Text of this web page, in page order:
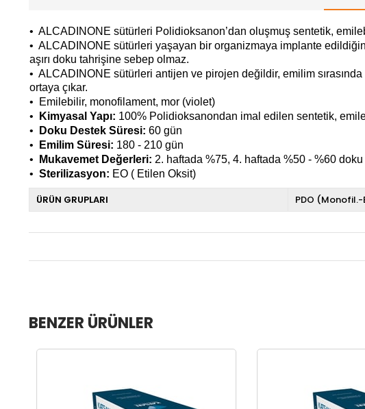
• ALCADINONE sütürleri Polidioksanon’dan oluşmuş sentetik,
• ALCADINONE sütürleri yaşayan bir organizmaya implante
aşırı doku tahrişine sebep olmaz.
• ALCADINONE sütürleri antijen ve pirojen değildir, emilim
ortaya çıkar.
• Emilebilir, monofilament, mor (violet)
•
Kimyasal Yapı: 100% Polidioksanondan imal edilen sentetik,
•
Doku Destek Süresi: 60 gün
•
Emilim Süresi: 180 - 210 gün
•
Mukavemet Değerleri: 2. haftada %75, 4. haftada %50 - %60
• Sterilizasyon: EO ( Etilen Oksit)
ÜRÜN GRUPLARI PDO
BENZER ÜRÜNLER